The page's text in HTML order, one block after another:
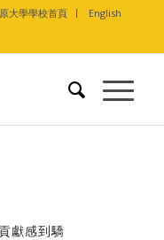
大學學校首頁 English
獻感到驕